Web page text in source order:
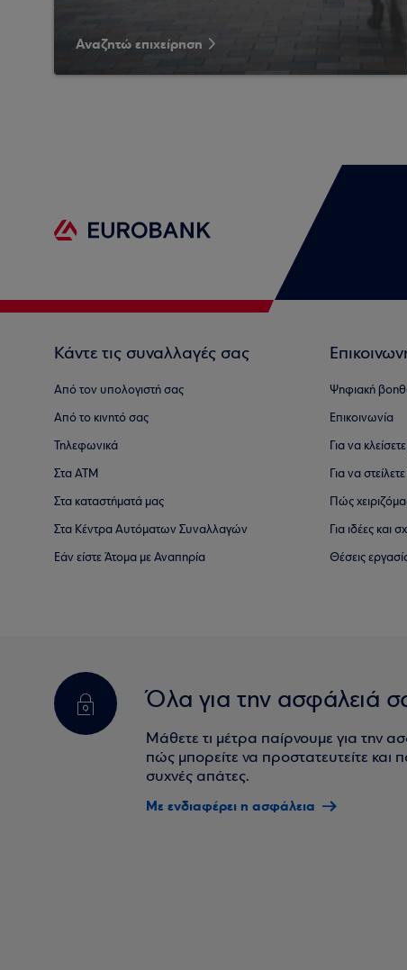
Αναζητώ επιχείρηση
Κάντε τις συναλλαγές σας
Από τον υπολογιστή σας
Από το κινητό σας
Τηλεφωνικά
Στα ΑΤΜ
Στα καταστήματά μας
Στα Κέντρα Αυτόματων Συναλλαγών
Εάν είστε Άτομα με Αναπηρία
Ψηφιακή
Επικοινωνία
Για να
Για να
Πώς
Για ιδέες και
Θέσεις
Όλα για την ασφάλειά
Μάθετε τι μέτρα παίρνουμε για την
πώς μπορείτε να προστατευτείτε και
συχνές απάτες.
Με ενδιαφέρει η ασφάλεια